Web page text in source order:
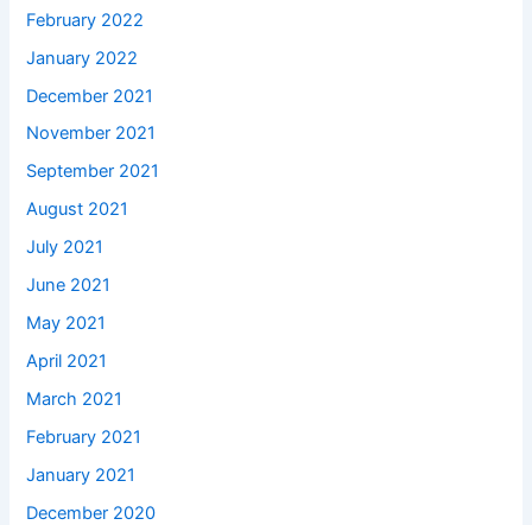
February 2022
January 2022
December 2021
November 2021
September 2021
August 2021
July 2021
June 2021
May 2021
April 2021
March 2021
February 2021
January 2021
December 2020